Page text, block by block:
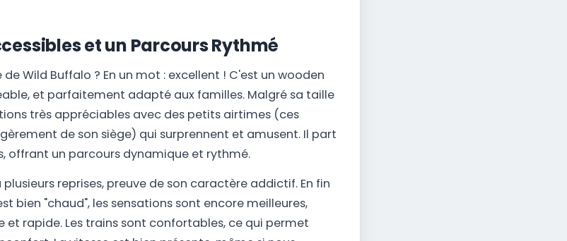
et un Parcours Rythmé
Wild Buffalo ? En un mot : excellent ! C'est un wooden
et parfaitement adapté aux familles. Malgré sa taille
très appréciables avec des petits airtimes (ces
de son siège) qui surprennent et amusent. Il part
offrant un parcours dynamique et rythmé.
reprises, preuve de son caractère addictif. En fin
bien "chaud", les sensations sont encore meilleures,
et rapide. Les trains sont confortables, ce qui permet